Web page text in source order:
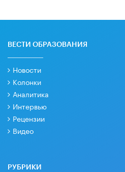
ВЕСТИ ОБРАЗОВАНИЯ
Новости
Колонки
Аналитика
Интервью
Рецензии
Видео
РУБРИКИ